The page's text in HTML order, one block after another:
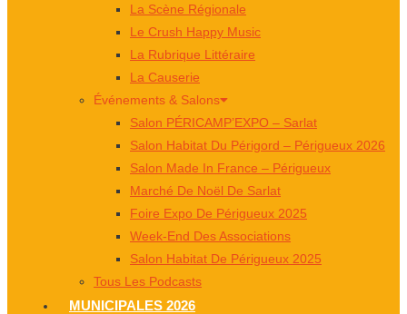
La Scène Régionale
Le Crush Happy Music
La Rubrique Littéraire
La Causerie
Événements & Salons
Salon PÉRICAMP’EXPO – Sarlat
Salon Habitat Du Périgord – Périgueux 2026
Salon Made In France – Périgueux
Marché De Noël De Sarlat
Foire Expo De Périgueux 2025
Week-End Des Associations
Salon Habitat De Périgueux 2025
Tous Les Podcasts
MUNICIPALES 2026